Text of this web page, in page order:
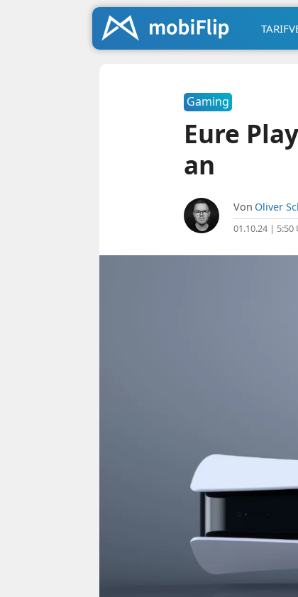
Gaming
Eure
an
Von Oliver
01.10.24 | 5:50